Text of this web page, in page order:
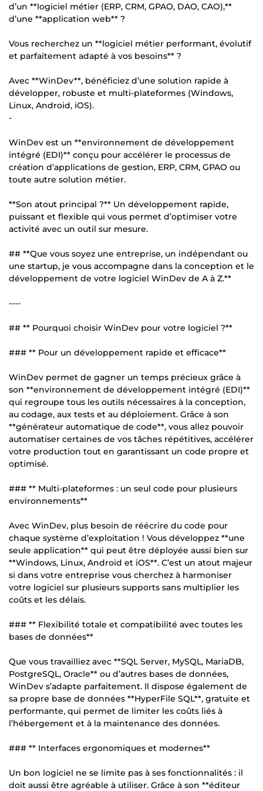
d’un **logiciel métier (ERP, CRM, GPAO, DAO, CAO),**
d’une **application web** ?
Vous recherchez un **logiciel métier performant, évolutif
et parfaitement adapté à vos besoins** ?
Avec **WinDev**, bénéficiez d’une solution rapide à
développer, robuste et multi-plateformes (Windows,
Linux, Android, iOS).
-
WinDev est un **environnement de développement
intégré (EDI)** conçu pour accélérer le processus de
création d’applications de gestion, ERP, CRM, GPAO ou
toute autre solution métier.
**Son atout principal ?** Un développement rapide,
puissant et flexible qui vous permet d’optimiser votre
activité avec un outil sur mesure.
## **Que vous soyez une entreprise, un indépendant ou
une startup, je vous accompagne dans la conception et le
développement de votre logiciel WinDev de A à Z.**
----
## ** Pourquoi choisir WinDev pour votre logiciel ?**
### ** Pour un développement rapide et efficace**
WinDev permet de gagner un temps précieux grâce à
son **environnement de développement intégré (EDI)**
qui regroupe tous les outils nécessaires à la conception,
au codage, aux tests et au déploiement. Grâce à son
**générateur automatique de code**, vous allez pouvoir
automatiser certaines de vos tâches répétitives, accélérer
votre production tout en garantissant un code propre et
optimisé.
### ** Multi-plateformes : un seul code pour plusieurs
environnements**
Avec WinDev, plus besoin de réécrire du code pour
chaque système d’exploitation ! Vous développez **une
seule application** qui peut être déployée aussi bien sur
**Windows, Linux, Android et iOS**. C’est un atout majeur
si dans votre entreprise vous cherchez à harmoniser
votre logiciel sur plusieurs supports sans multiplier les
coûts et les délais.
### ** Flexibilité totale et compatibilité avec toutes les
bases de données**
Que vous travailliez avec **SQL Server, MySQL, MariaDB,
PostgreSQL, Oracle** ou d’autres bases de données,
WinDev s’adapte parfaitement. Il dispose également de
sa propre base de données **HyperFile SQL**, gratuite et
performante, qui permet de limiter les coûts liés à
l’hébergement et à la maintenance des données.
### ** Interfaces ergonomiques et modernes**
Un bon logiciel ne se limite pas à ses fonctionnalités : il
doit aussi être agréable à utiliser. Grâce à son **éditeur